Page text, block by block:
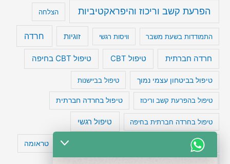
הפרעת קשב וריכוז והיפראקטיביות הצלחה
התמודדות בשעת משבר וויסות רגשי זוגיות חרדה
חרדה חברתית טיפול CBT טיפול CBT בחיפה
טיפול בביטחון עצמי נמוך טיפול בביישנות
טיפול בהפרעת קשב וריכוז טיפול בחרדה חברתית
טיפול בחרדה חברתית בחיפה טיפול רגשי
טיפול תרופתי להפרעת קשב טעויות חשיבה טראומה